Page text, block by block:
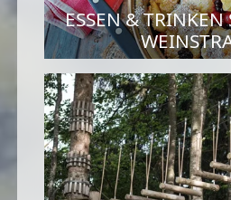
ESSEN & TRINKEN